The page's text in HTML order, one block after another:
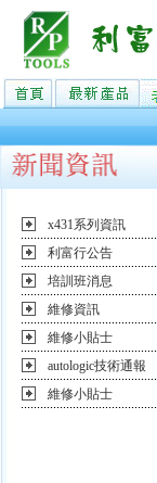
x431系列資訊
利富行公告
培訓班消息
維修資訊
維修小貼士
autologic技術通報
維修小貼士